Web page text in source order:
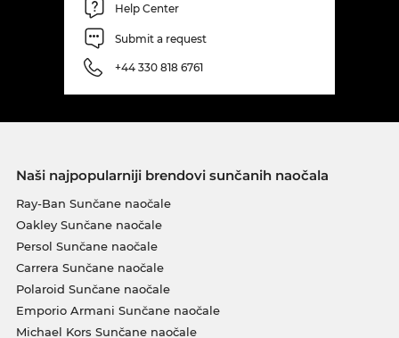
Help Center
Submit a request
+44 330 818 6761
Naši najpopularniji brendovi sunčanih naočala
Ray-Ban Sunčane naočale
Oakley Sunčane naočale
Persol Sunčane naočale
Carrera Sunčane naočale
Polaroid Sunčane naočale
Emporio Armani Sunčane naočale
Michael Kors Sunčane naočale